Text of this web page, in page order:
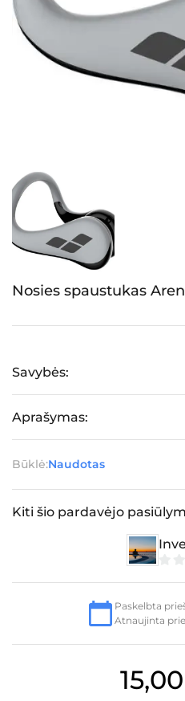
Nosies spaustukas
Savybės:
Aprašymas:
Būklė:Naudotas
Kiti šio pardavėjo
Paskelbta
Atnaujinta
15,00